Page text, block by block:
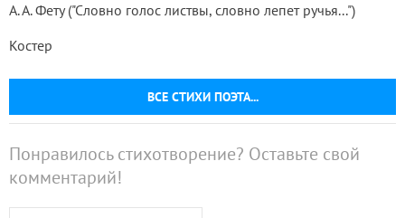
ВСЕ СТИХИ ПОЭТА...
А. А. Фету ("Словно голос листвы, словно лепет ручья...")
Костер
Понравилось стихотворение? Оставьте свой
комментарий!